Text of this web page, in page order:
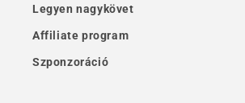
Legyen nagykövet
Affiliate program
Szponzoráció